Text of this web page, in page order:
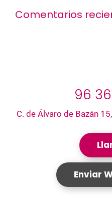
Comentarios
96
C. de Álvaro de Bazán
Enviar